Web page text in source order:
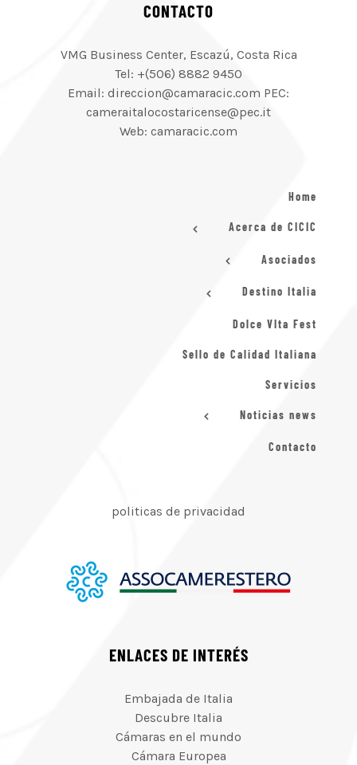
CONTACTO
VMG Business Center, Escazú, Costa Rica
Tel: +(506) 8882 9450
Email: direccion@camaracic.com PEC:
cameraitalocostaricense@pec.it
Web: camaracic.com
Home
Acerca de CICIC
Asociados
Destino Italia
Dolce VIta Fest
Sello de Calidad Italiana
Servicios
Noticias news
Contacto
politicas de privacidad
ENLACES DE INTERÉS
Embajada de Italia
Descubre Italia
Cámaras en el mundo
Cámara Europea